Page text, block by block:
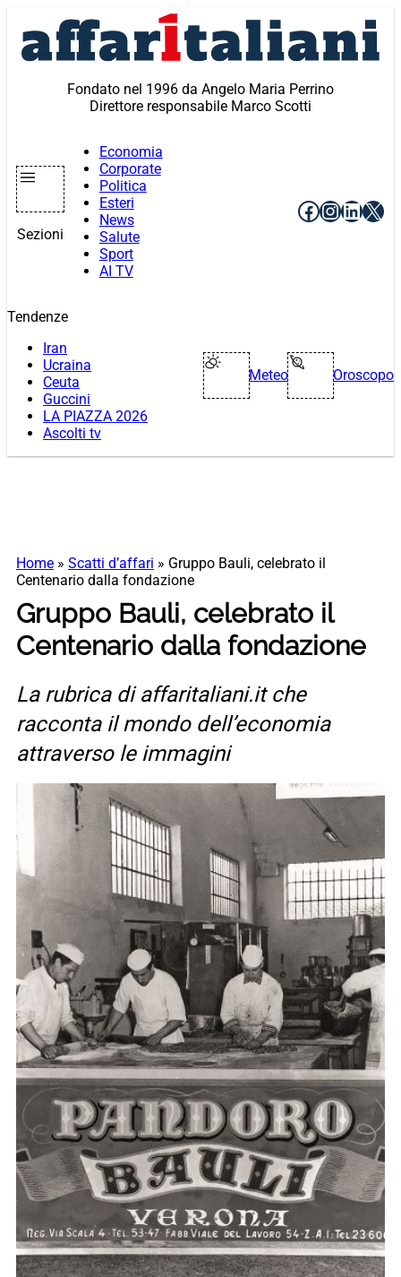
contenuto
Fondato nel 1996 da Angelo Maria Perrino
Direttore responsabile Marco Scotti
Sezioni
Economia
Corporate
Politica
Esteri
News
Salute
Sport
AI TV
Facebook
X
Tendenze
Iran
Ucraina
Ceuta
Guccini
LA PIAZZA 2026
Ascolti tv
Meteo Oroscopo
Home » Scatti d’affari » Gruppo Bauli, celebrato il
Centenario dalla fondazione
Gruppo Bauli, celebrato il
Centenario dalla fondazione
La rubrica di affaritaliani.it che
racconta il mondo dell’economia
attraverso le immagini